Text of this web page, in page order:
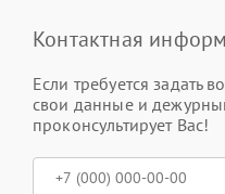
Контактная
Если требуется задать
свои данные и
проконсультирует Вас!